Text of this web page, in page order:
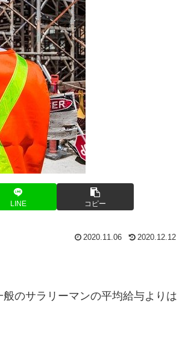
LINE コピー
2020.11.06 2020.12.12
のサラリーマンの平均給与よりは